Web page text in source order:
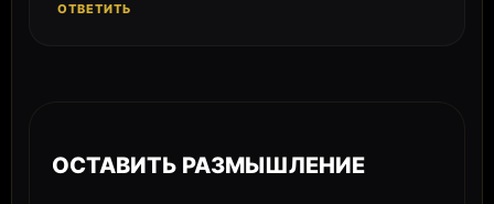
ОТВЕТИТЬ
ОСТАВИТЬ РАЗМЫШЛЕНИЕ